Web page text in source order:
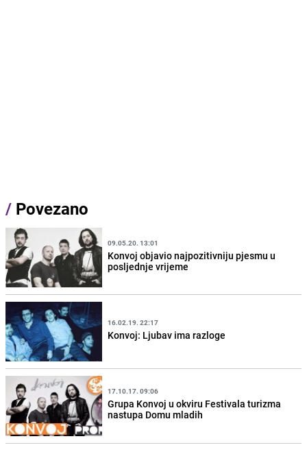
/ Povezano
09.05.20. 13:01
Konvoj objavio najpozitivniju pjesmu u
posljednje vrijeme
16.02.19. 22:17
Konvoj: Ljubav ima razloge
17.10.17. 09:06
Grupa Konvoj u okviru Festivala turizma
nastupa Domu mladih